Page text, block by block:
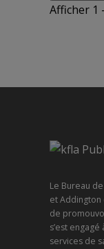
Afficher 1
Le Bureau
et Addington
de
s’est
services de